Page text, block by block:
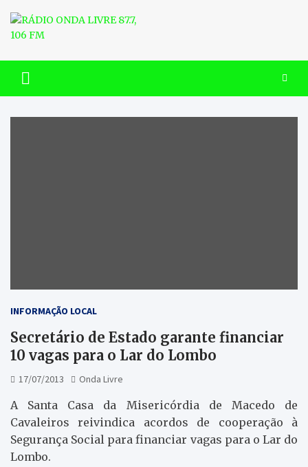
content
RÁDIO ONDA LIVRE 87.7, 106
FM
INFORMAÇÃO LOCAL
Secretário de Estado garante financiar
10 vagas para o Lar do Lombo
17/07/2013 Onda Livre
A Santa Casa da Misericórdia de Macedo de
Cavaleiros reivindica acordos de cooperação à
Segurança Social para financiar vagas para o Lar do
Lombo.